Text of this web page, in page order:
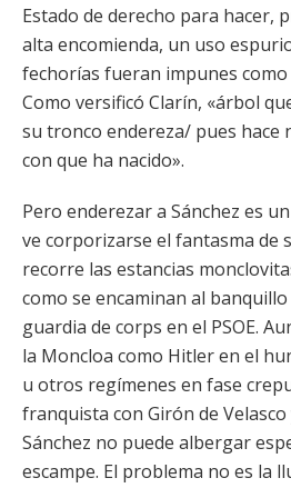
Estado de derecho para hacer,
alta encomienda, un uso
fechorías fueran impunes como
Como versificó Clarín, «árbol
su tronco endereza/ pues hace
con que ha nacido».
Pero enderezar a Sánchez es
ve corporizarse el fantasma de
recorre las estancias
como se encaminan al
guardia de corps en el PSOE.
la Moncloa como Hitler en el
u otros regímenes en fase
franquista con Girón de Velasco
Sánchez no puede albergar
escampe. El problema no es la